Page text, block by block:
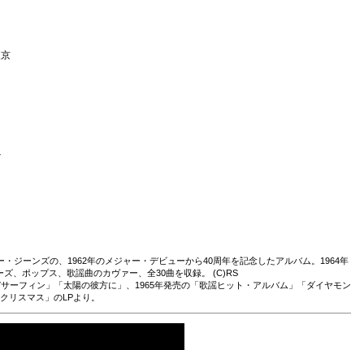
・ジーンズの、1962年のメジャー・デビューから40周年を記念したアルバム。1964年
ズ、ポップス、歌謡曲のカヴァー、全30曲を収録。 (C)RS
ーフィン」「太陽の彼方に」、1965年発売の「歌謡ヒット・アルバム」「ダイヤモン
リスマス」のLPより。